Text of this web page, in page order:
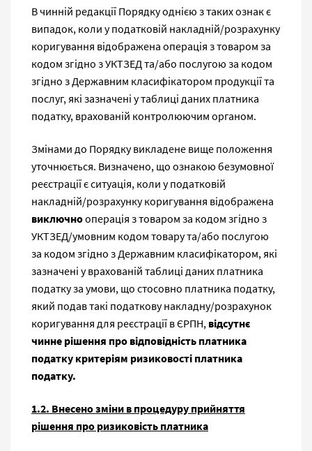
В чинній редакції Порядку однією з таких ознак є
випадок, коли у податковій накладній/розрахунку
коригування відображена операція з товаром за
кодом згідно з УКТЗЕД та/або послугою за кодом
згідно з Державним класифікатором продукції та
послуг, які зазначені у таблиці даних платника
податку, врахованій контролюючим органом.
Змінами до Порядку викладене вище положення
уточнюється. Визначено, що ознакою безумовної
реєстрації є ситуація, коли у податковій
накладній/розрахунку коригування відображена
виключнооперація з товаром за кодом згідно з
УКТЗЕД/умовним кодом товару та/або послугою
за кодом згідно з Державним класифікатором, які
зазначені у врахованій таблиці даних платника
податку за умови, що стосовно платника податку,
який подав такі податкову накладну/розрахунок
коригування для реєстрації в ЄРПН, відсутнє
чинне рішення про відповідність платника
податку критеріям ризиковості платника
податку.
1.2. Внесено зміни в процедуру прийняття
рішення про ризиковість платника